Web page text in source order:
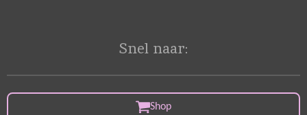
Snel naar:
Shop